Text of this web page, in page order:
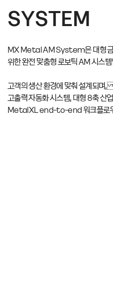
SYSTEM
MX Metal AM System은 대형 금
위한 완전 맞춤형 로보틱 AM 시스
고객의 생산 환경에 맞춰 설계되
고출력 자동화 시스템, 대형 8축
MetalXL end-to-end 워크플로우